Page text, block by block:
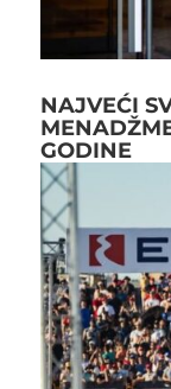
NAJVEĆI
GODINE